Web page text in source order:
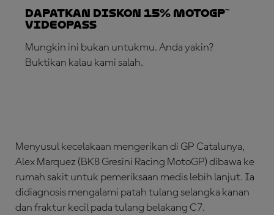
Dapatkan Diskon 15% MotoGP™
VideoPass
Mungkin ini bukan untukmu. Anda yakin?
Buktikan kalau kami salah.
Menyusul kecelakaan mengerikan di GP Catalunya,
Alex Marquez (BK8 Gresini Racing MotoGP) dibawa ke
rumah sakit untuk pemeriksaan medis lebih lanjut. Ia
didiagnosis mengalami patah tulang selangka kanan
dan fraktur kecil pada tulang belakang C7.